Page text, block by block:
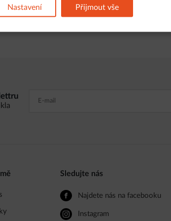
Sledujte nás
Najdete nás na facebooku
Instagram
Nastavení cookies
Nastavení Přijmout vše